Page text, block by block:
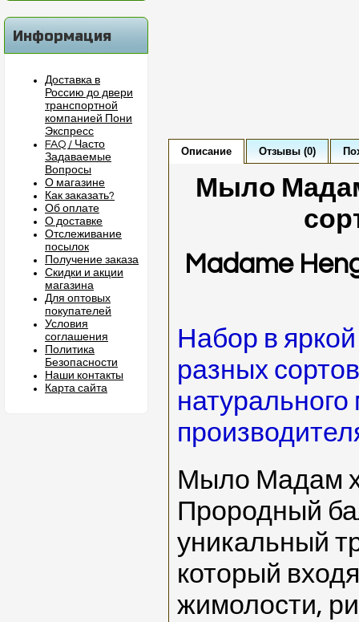
Информация
Доставка в
Россию до двери
транспортной
компанией Пони
Экспресс
FAQ / Часто
Задаваемые
Вопросы
О магазине
Как заказать?
Об оплате
О доставке
Отслеживание
посылок
Получение заказа
Скидки и акции
магазина
Для оптовых
покупателей
Условия
соглашения
Политика
Безопасности
Наши контакты
Карта сайта
Описание Отзывы (0)
Мыло
Madame
Набор в
разных
натурального
Мыло Мадам
Прородный
уникальный
который
жимолости,